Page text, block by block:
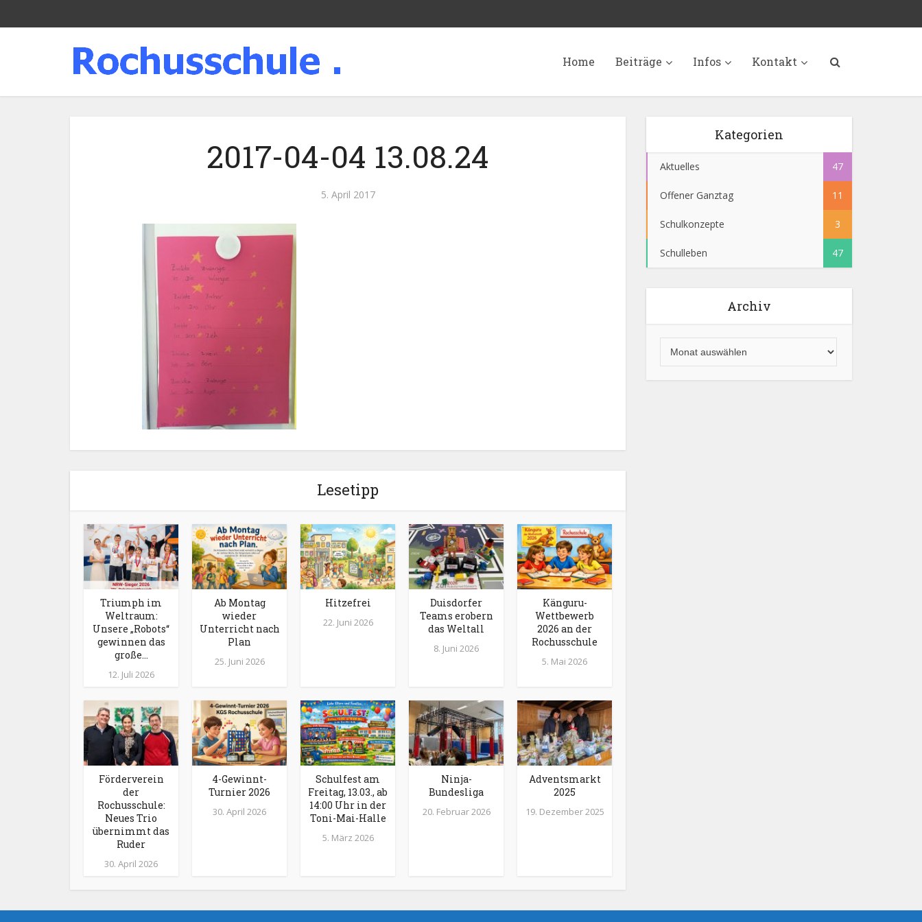
Home Beiträge Infos Kontakt
2017-04-04 13.08.24
5. April 2017
Lesetipp
Triumph im
Weltraum:
Unsere „Robots“
gewinnen das
große...
12. Juli 2026
Ab Montag
wieder
Unterricht nach
Plan
25. Juni 2026
Hitzefrei
22. Juni 2026
Duisdorfer
Teams erobern
das Weltall
8. Juni 2026
Känguru-
Wettbewerb
2026 an der
Rochusschule
5. Mai 2026
Förderverein
der
Rochusschule:
Neues Trio
übernimmt das
Ruder
30. April 2026
4-Gewinnt-
Turnier 2026
30. April 2026
Schulfest am
Freitag, 13.03., ab
14:00 Uhr in der
Toni-Mai-Halle
5. März 2026
Ninja-
Bundesliga
20. Februar 2026
Adventsmarkt
2025
19. Dezember 2025
Kategorien
Aktuelles 47
Offener Ganztag 11
Schulkonzepte 3
Schulleben 47
Archiv